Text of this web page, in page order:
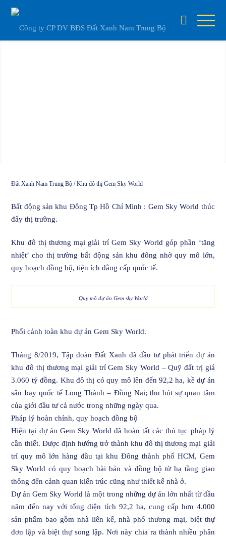
Đất Xanh Nam Trung Bộ /Khu đô thị Gem Sky World
Bất động sản khu Đông Tp Hồ Chí Minh : Gem Sky World thúc
đẩy thị trường.
Khu đô thị thương mại giải trí Gem Sky World góp phần ‘tăng
nhiệt’ cho thị trường bất động sản khu đông nhờ quy mô lớn,
quy hoạch đồng bộ, tiện ích đẳng cấp quốc tế.
Quy mô dự án Gem sky World
Phối cảnh toàn khu dự án Gem Sky World.
Tháng 8/2019, Tập đoàn Đất Xanh đã đầu tư phát triển dự án
khu đô thị thương mại giải trí Gem Sky World – Quỹ đất trị giá
3.060 tỷ đồng. Khu đô thị có quy mô lên đến 92,2 ha, kề dự án
sân bay quốc tế Long Thành – Đồng Nai; thu hút sự quan tâm
của giới đầu tư cả nước trong những ngày qua.
Pháp lý hoàn chỉnh, quy hoạch đồng bộ
Hiện tại dự án Gem Sky World đã hoàn tất các thủ tục pháp lý
cần thiết. Được định hướng trở thành khu đô thị thương mại giải
trí quy mô lớn hàng đầu tại khu Đông thành phố HCM, Gem
Sky World có quy hoạch bài bản và đồng bộ từ hạ tầng giao
thông đến cảnh quan kiến trúc cũng như thiết kế nhà ở.
Dự án Gem Sky World là một trong những dự án lớn nhất từ đầu
năm đến nay với tổng diện tích 92,2 ha, cung cấp hơn 4.000
sản phẩm bao gồm nhà liên kế, nhà phố thương mại, biệt thự
đơn lập và biệt thự song lập. Nơi này chia ra thành nhiều phân